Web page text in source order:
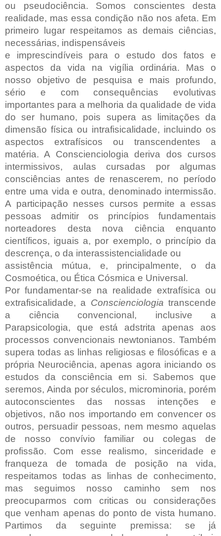
ou pseudociência. Somos conscientes desta
realidade, mas essa condição não nos afeta. Em
primeiro lugar respeitamos as demais ciências,
necessárias, indispensáveis
e imprescindíveis para o estudo dos fatos e
aspectos da vida na vigília ordinária. Mas o
nosso objetivo de pesquisa e mais profundo,
sério e com consequências evolutivas
importantes para a melhoria da qualidade de vida
do ser humano, pois supera as limitações da
dimensão física ou intrafisicalidade, incluindo os
aspectos extrafísicos ou transcendentes a
matéria. A Conscienciologia deriva dos cursos
intermissivos, aulas cursadas por algumas
consciências antes de renascerem, no período
entre uma vida e outra, denominado intermissão.
A participação nesses cursos permite a essas
pessoas admitir os princípios fundamentais
norteadores desta nova ciência enquanto
científicos, iguais a, por exemplo, o princípio da
descrença, o da interassistencialidade ou
assistência mútua, e, principalmente, o da
Cosmoética, ou Ética Cósmica e Universal.
Por fundamentar-se na realidade extrafísica ou
extrafisicalidade, a Conscienciologiatranscende
a ciência convencional, inclusive a
Parapsicologia, que está adstrita apenas aos
processos convencionais newtonianos. Também
supera todas as linhas religiosas e filosóficas e a
própria Neurociência, apenas agora iniciando os
estudos da consciência em si. Sabemos que
seremos, Ainda por séculos, microminoria, porém
autoconscientes das nossas intenções e
objetivos, não nos importando em convencer os
outros, persuadir pessoas, nem mesmo aquelas
de nosso convívio familiar ou colegas de
profissão. Com esse realismo, sinceridade e
franqueza de tomada de posição na vida,
respeitamos todas as linhas de conhecimento,
mas seguimos nosso caminho sem nos
preocuparmos com criticas ou considerações
que venham apenas do ponto de vista humano.
Partimos da seguinte premissa: se já